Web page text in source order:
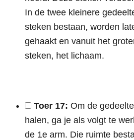
In de twee kleinere
steken bestaan, worden
gehaakt en vanuit het
steken, het lichaam.
Toer 17: Om de
halen, ga je als volgt te
de 1e arm. Die ruimte